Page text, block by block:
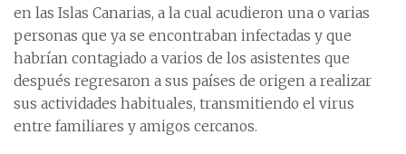
en las Islas Canarias, a la cual acudieron una o varias
personas que ya se encontraban infectadas y que
habrían contagiado a varios de los asistentes que
después regresaron a sus países de origen a realizar
sus actividades habituales, transmitiendo el virus
entre familiares y amigos cercanos.